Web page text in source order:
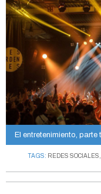
El entretenimiento,
TAGS: REDES SOCIALES,